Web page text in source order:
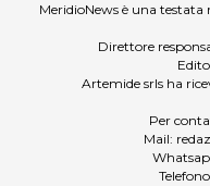
MeridioNews è una
Direttore
Artemide srls ha
Per
Mail: